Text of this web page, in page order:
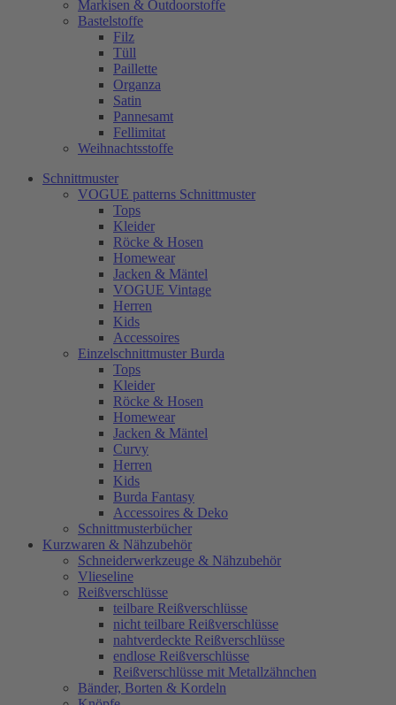
Markisen & Outdoorstoffe
Bastelstoffe
Filz
Tüll
Paillette
Organza
Satin
Pannesamt
Fellimitat
Weihnachtsstoffe
Schnittmuster
VOGUE patterns Schnittmuster
Tops
Kleider
Röcke & Hosen
Homewear
Jacken & Mäntel
VOGUE Vintage
Herren
Kids
Accessoires
Einzelschnittmuster Burda
Tops
Kleider
Röcke & Hosen
Homewear
Jacken & Mäntel
Curvy
Herren
Kids
Burda Fantasy
Accessoires & Deko
Schnittmusterbücher
Kurzwaren & Nähzubehör
Schneiderwerkzeuge & Nähzubehör
Vlieseline
Reißverschlüsse
teilbare Reißverschlüsse
nicht teilbare Reißverschlüsse
nahtverdeckte Reißverschlüsse
endlose Reißverschlüsse
Reißverschlüsse mit Metallzähnchen
Bänder, Borten & Kordeln